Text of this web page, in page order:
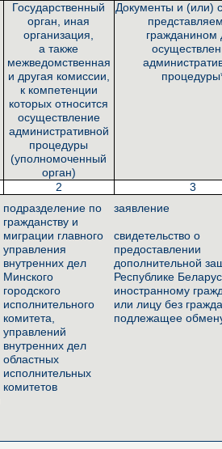
Государственный
орган, иная
организация,
а также
межведомственная
и другая комиссии,
к компетенции
которых относится
осуществление
административной
процедуры
(уполномоченный
орган)
Документы и (или)
гражданином
2 3
подразделение по
гражданству и
миграции главного
управления
внутренних дел
Минского
городского
исполнительного
комитета,
управлений
внутренних дел
областных
исполнительных
комитетов
заявление
свидетельство о
предоставлении
дополнительной
Республике
иностранному
или лицу без
подлежащее